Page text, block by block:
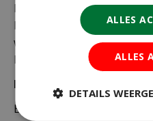
bezorgen maken wij
bedraagt
werkdagen. Deze
Nederland als België.
Bezorgkosten Nederland:
Bestellingen van € 49,95
ALLES
ALLES
DETAILS